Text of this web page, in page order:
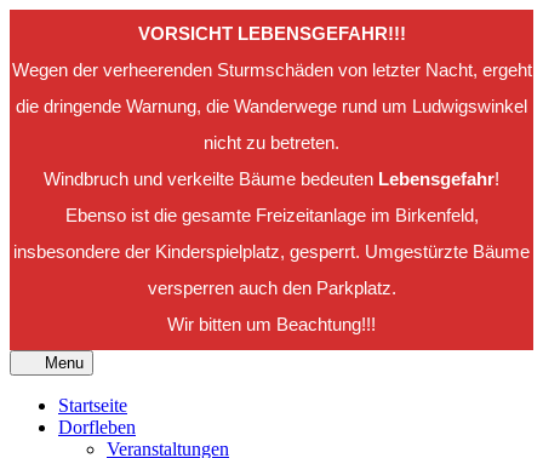
VORSICHT LEBENSGEFAHR!!!
Wegen der verheerenden Sturmschäden von letzter Nacht, ergeht
die dringende Warnung, die Wanderwege rund um Ludwigswinkel
nicht zu betreten.
Windbruch und verkeilte Bäume bedeuten Lebensgefahr!
Ebenso ist die gesamte Freizeitanlage im Birkenfeld,
insbesondere der Kinderspielplatz, gesperrt. Umgestürzte Bäume
versperren auch den Parkplatz.
Wir bitten um Beachtung!!!
Menu
Startseite
Dorfleben
Veranstaltungen